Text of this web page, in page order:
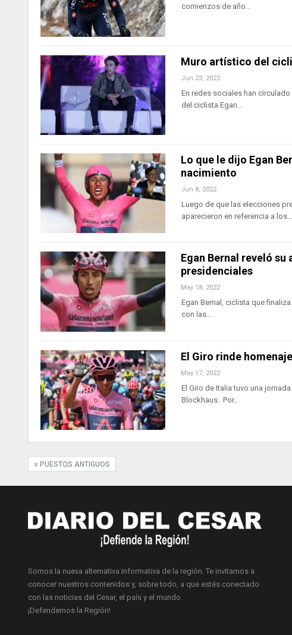
comienzos de año…
Muro artístico del
Jun 23, 2022
En redes sociales han
del ciclista Egan…
Lo que le dijo Egan
nacimiento
Jun 8, 2022
Luego de que las elecciones
aparecieron en referencia a los…
Egan Bernal reveló
presidenciales
May 18, 2022
Egan Bernal, ciclista que
con las…
El Giro rinde
May 17, 2022
El Giro de Italia tuvo una
Blockhaus. Por…
PUESTOS ANTIGUOS
Somos la nueva alternativa informativa de la región. Te invitamos a
conocer nuestros contenidos y, sobre todo, a que estés conectado
con las noticias del Cesar, el país y el mundo.
¡Defendemos la Región!